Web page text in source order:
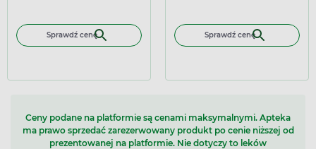
Sprawdź cenę Sprawdź cenę
Ceny podane na platformie są cenami maksymalnymi. Apteka
ma prawo sprzedać zarezerwowany produkt po cenie niższej od
prezentowanej na platformie. Nie dotyczy to leków